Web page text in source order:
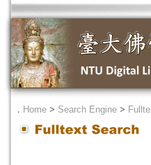
． Home > Search Engine >